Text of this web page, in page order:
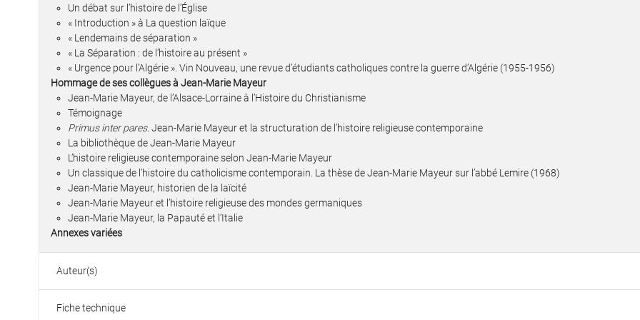
Un débat sur l’histoire de l’Église
« Introduction » à La question laïque
« Lendemains de séparation »
« La Séparation : de l’histoire au présent »
« Urgence pour l’Algérie ». Vin Nouveau, une revue d’étudiants catholiques contre la guerre d’Algérie (1955-1956)
Hommage de ses collègues à Jean-Marie Mayeur
Jean-Marie Mayeur, de l’Alsace-Lorraine à l’Histoire du Christianisme
Témoignage
Primus inter pares. Jean-Marie Mayeur et la structuration de l’histoire religieuse contemporaine
La bibliothèque de Jean-Marie Mayeur
L’histoire religieuse contemporaine selon Jean-Marie Mayeur
Un classique de l’histoire du catholicisme contemporain. La thèse de Jean-Marie Mayeur sur l’abbé Lemire (1968)
Jean-Marie Mayeur, historien de la laïcité
Jean-Marie Mayeur et l’histoire religieuse des mondes germaniques
Jean-Marie Mayeur, la Papauté et l’Italie
Annexes variées
Auteur(s)
Fiche technique